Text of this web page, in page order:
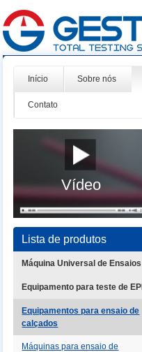
Início Sobre nós
Contato
Vídeo
Lista de produtos
Máquina Universal de Ensaios
Equipamento para teste de EPI
Equipamentos para ensaio de
calçados
Máquinas para ensaio de